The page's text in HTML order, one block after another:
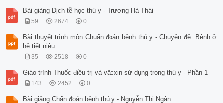
Bài giảng Dịch tễ học thú y - Trương Hà Thái
59 2674 0
Bài thuyết trình môn Chuẩn đoán bệnh thú y - Chuyên đề: Bệnh ở
hệ tiết niệu
35 2518 0
Giáo trình Thuốc điều trị và văcxin sử dụng trong thú y - Phần 1
143 2452 0
Bài giảng Chẩn đoán bệnh thú y - Nguyễn Thị Ngân